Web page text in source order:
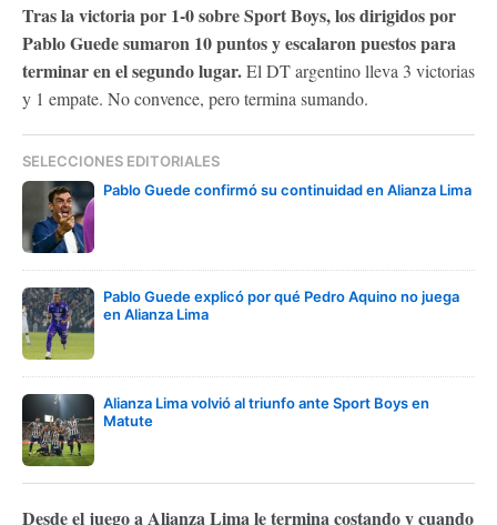
Tras la victoria por 1-0 sobre Sport Boys, los dirigidos por
Pablo Guede sumaron 10 puntos y escalaron puestos para
terminar en el segundo lugar.El DT argentino lleva 3 victorias
y 1 empate. No convence, pero termina sumando.
SELECCIONES EDITORIALES
Pablo Guede confirmó su continuidad en Alianza Lima
Pablo Guede explicó por qué Pedro Aquino no juega
en Alianza Lima
Alianza Lima volvió al triunfo ante Sport Boys en
Matute
Desde el juego a Alianza Lima le termina costando y cuando